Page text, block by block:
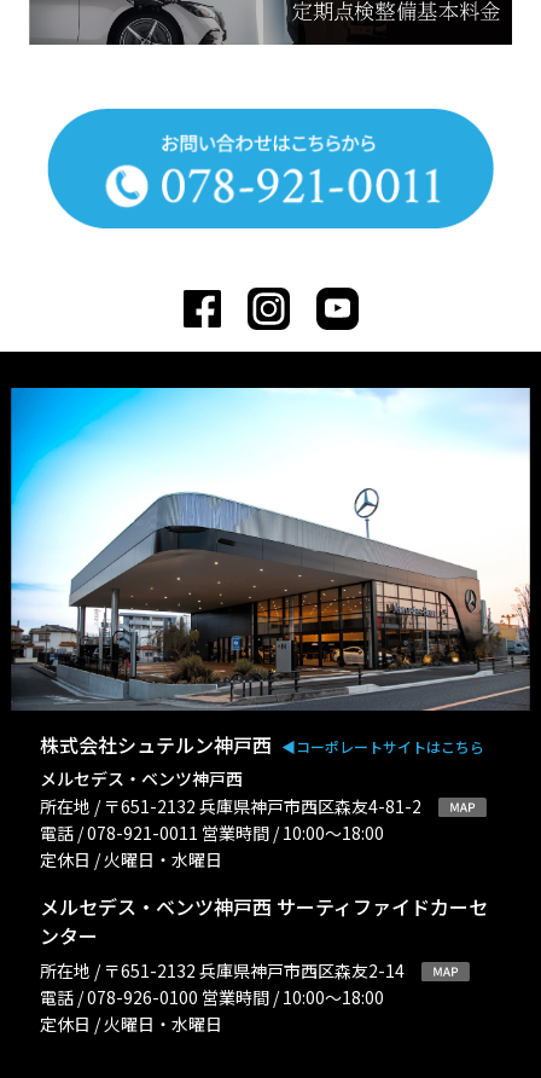
株式会社シュテルン神戸西 ◀︎コーポレートサイトはこちら
メルセデス・ベンツ神戸西
所在地 / 〒651-2132 兵庫県神戸市西区森友4-81-2
電話 / 078-921-0011 営業時間 / 10:00〜18:00
定休日 / 火曜日・水曜日
メルセデス・ベンツ神戸西 サーティファイドカーセ
ンター
所在地 / 〒651-2132 兵庫県神戸市西区森友2-14
電話 / 078-926-0100 営業時間 / 10:00〜18:00
定休日 / 火曜日・水曜日